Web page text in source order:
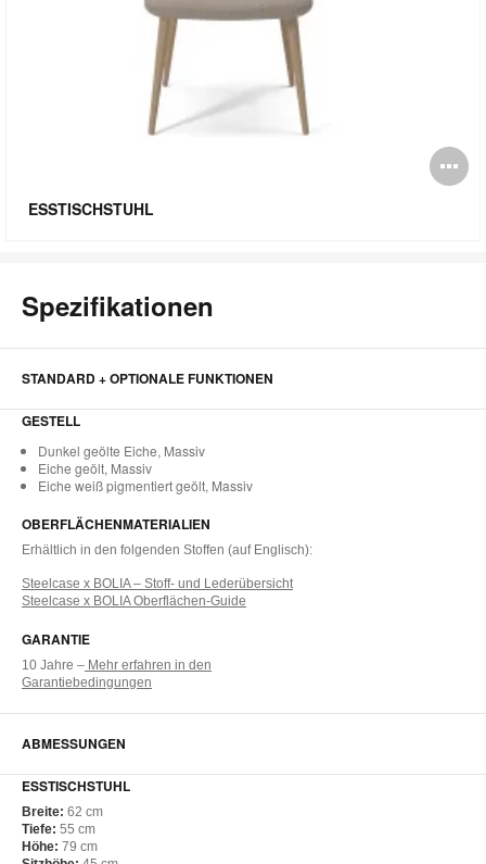
ESSTISCHSTUHL
Spezifikationen
STANDARD + OPTIONALE FUNKTIONEN
GESTELL
Dunkel geölte Eiche, Massiv
Eiche geölt, Massiv
Eiche weiß pigmentiert geölt, Massiv
OBERFLÄCHENMATERIALIEN
Erhältlich in den folgenden Stoffen (auf Englisch):
Steelcase x BOLIA – Stoff- und Lederübersicht
Steelcase x BOLIA Oberflächen-Guide
GARANTIE
10 Jahre – Mehr erfahren in den
Garantiebedingungen
ABMESSUNGEN
ESSTISCHSTUHL
Breite: 62 cm​
Tiefe: 55 cm​
Höhe: 79 cm​